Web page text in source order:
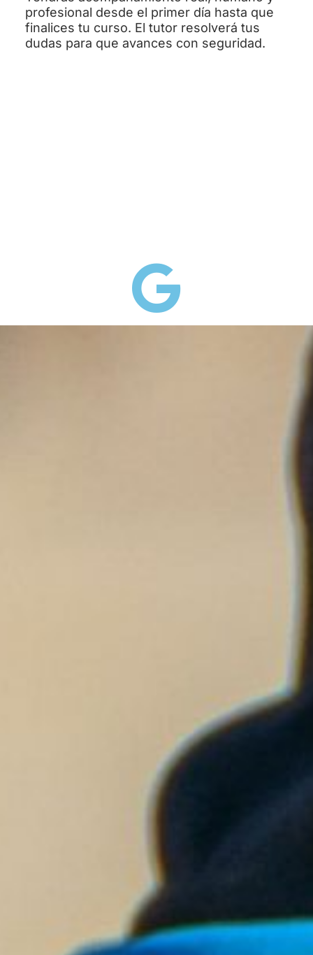
profesional desde el primer día hasta que
finalices tu curso. El tutor resolverá tus
dudas para que avances con seguridad.